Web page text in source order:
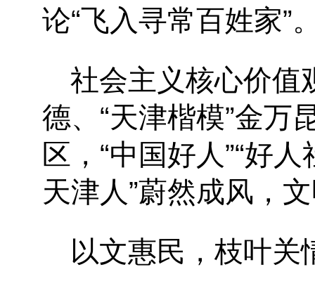
论“飞入寻常百姓家”
社会主义核心价值
德、“天津楷模”金万
区，“中国好人”“好
天津人”蔚然成风，
以文惠民，枝叶关